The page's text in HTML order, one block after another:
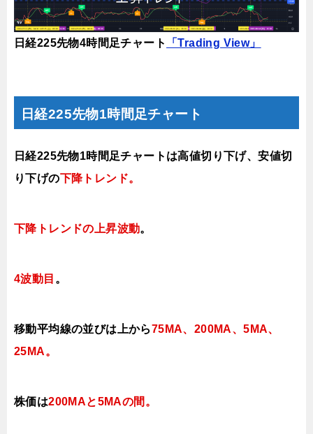
日経225先物4時間足チャート 「Trading View」
日経225先物1時間足チャート
日経225先物1時間足チャートは高値切り下げ、安値切
り下げの下降トレンド。
下降トレンドの上昇波動。
4波動目 。
移動平均線の並びは上から75MA、200MA、5MA、
25MA。
株価は200MAと5MAの間 。